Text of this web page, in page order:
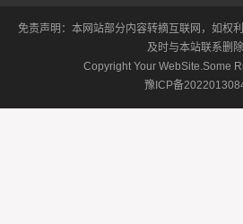
免责声明：本网站部分内容转摘互联网，如权
及时与本站联系删除
Copyright Your WebSite.Some
豫ICP备